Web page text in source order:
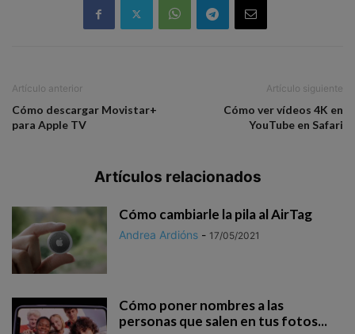
Artículo anterior
Cómo descargar Movistar+
para Apple TV
Artículo siguiente
Cómo ver vídeos 4K en
YouTube en Safari
Artículos relacionados
Cómo cambiarle la pila al AirTag
Andrea Ardións - 17/05/2021
Cómo poner nombres a las
personas que salen en tus fotos...